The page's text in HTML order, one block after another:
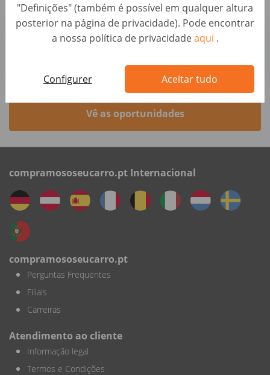
"Definições" (também é possível em qualquer altura
posterior na página de privacidade). Pode encontrar
a nossa política de privacidadeaqui .
Configurer Aceitar tudo
Avaliador/a e Comprador/a Automóvel -
Alfragide (M/F/D)
Vê as oportunidades
compramososeucarro.pt Internacional
compramososeucarro.pt
Perguntas Frequentes
Filiais
Carreiras
Atendimento ao cliente
Informação legal
Termos e Condições